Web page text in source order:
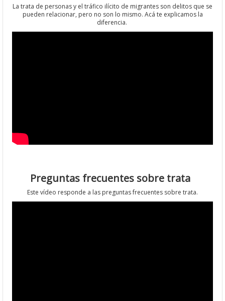
La trata de personas y el tráfico ilícito de migrantes son delitos que se
pueden relacionar, pero no son lo mismo. Acá te explicamos la
diferencia.
Preguntas frecuentes sobre trata
Este vídeo responde a las preguntas frecuentes sobre trata.